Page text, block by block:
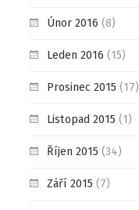
Únor 2016 (8)
Leden 2016 (15)
Prosinec 2015 (17)
Listopad 2015 (1)
Říjen 2015 (34)
Září 2015 (7)